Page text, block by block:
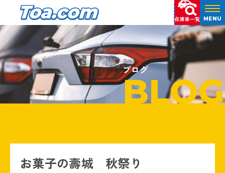
在庫車一覧 MENU
ブログ
BLOG
お菓子の壽城 秋祭り